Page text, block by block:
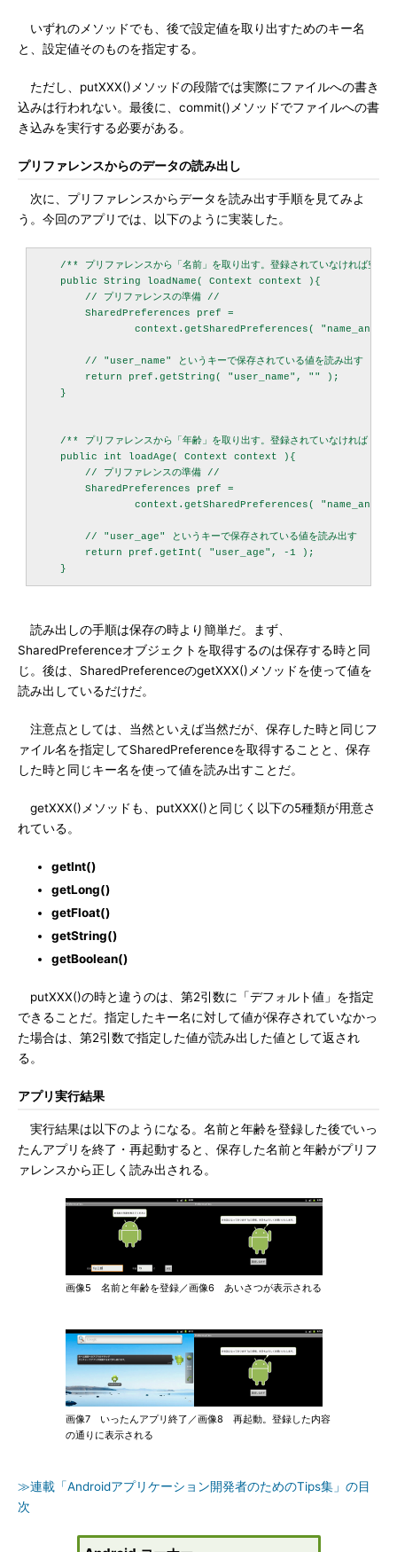
いずれのメソッドでも、後で設定値を取り出すためのキー名
と、設定値そのものを指定する。
ただし、putXXX()メソッドの段階では実際にファイルへの書き
込みは行われない。最後に、commit()メソッドでファイルへの書
き込みを実行する必要がある。
プリファレンスからのデータの読み出し
次に、プリファレンスからデータを読み出す手順を見てみよ
う。今回のアプリでは、以下のように実装した。
/** プリファレンスから「名前」を取り出す。登録されていなければ空の
    public String loadName( Context context ){
        // プリファレンスの準備 //
        SharedPreferences pref =
context.getSharedPreferences(
        // "user_name" というキーで保存されている値を読み出す
        return pref.getString( "user_name", "" );
    }
/** プリファレンスから「年齢」を取り出す。登録されていなければ -1
    public int loadAge( Context context ){
        // プリファレンスの準備 //
        SharedPreferences pref =
context.getSharedPreferences(
        // "user_age" というキーで保存されている値を読み出す
        return pref.getInt( "user_age", -1 );
読み出しの手順は保存の時より簡単だ。まず、
SharedPreferenceオブジェクトを取得するのは保存する時と同
じ。後は、SharedPreferenceのgetXXX()メソッドを使って値を
読み出しているだけだ。
注意点としては、当然といえば当然だが、保存した時と同じフ
ァイル名を指定してSharedPreferenceを取得することと、保存
した時と同じキー名を使って値を読み出すことだ。
getXXX()メソッドも、putXXX()と同じく以下の5種類が用意さ
れている。
getInt()
getLong()
getFloat()
getString()
getBoolean()
putXXX()の時と違うのは、第2引数に「デフォルト値」を指定
できることだ。指定したキー名に対して値が保存されていなかっ
た場合は、第2引数で指定した値が読み出した値として返され
る。
アプリ実行結果
実行結果は以下のようになる。名前と年齢を登録した後でいっ
たんアプリを終了・再起動すると、保存した名前と年齢がプリフ
ァレンスから正しく読み出される。
画像5 名前と年齢を登録／画像6 あいさつが表示される
画像7 いったんアプリ終了／画像8 再起動。登録した内容
の通りに表示される
≫連載「Androidアプリケーション開発者のためのTips集」の目
次